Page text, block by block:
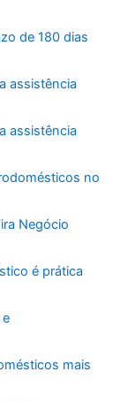
de 180 dias
assistência
assistência
no
Negócio
é prática
mais